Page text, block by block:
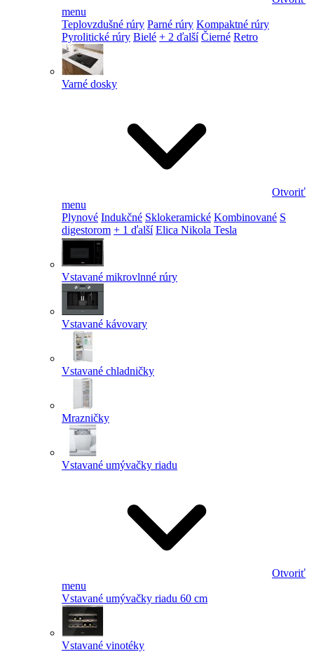
menu
Teplovzdušné rúry Parné rúry Kompaktné rúry
Pyrolitické rúry Bielé + 2 ďalší Čierné Retro
Varné dosky
Otvoriť
menu
Plynové Indukčné Sklokeramické Kombinované S
digestorom + 1 ďalší Elica Nikola Tesla
Vstavané mikrovlnné rúry
Vstavané kávovary
Vstavané chladničky
Mrazničky
Vstavané umývačky riadu
Otvoriť
menu
Vstavané umývačky riadu 60 cm
Vstavané vinotéky